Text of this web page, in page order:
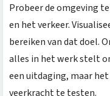
Probeer de omgeving
en het verkeer.
bereiken van dat doel.
alles in het werk stelt
een uitdaging, maar
veerkracht te testen.